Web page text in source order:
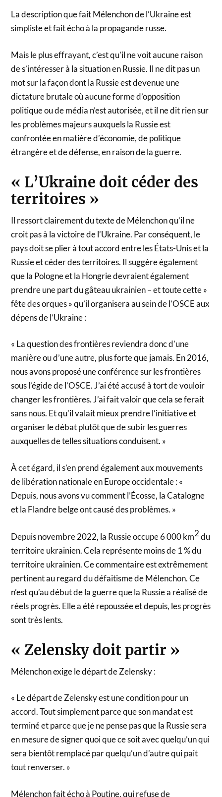
La description que fait Mélenchon de l’Ukraine est
simpliste et fait écho à la propagande russe.
Mais le plus effrayant, c’est qu’il ne voit aucune raison
de s’intéresser à la situation en Russie. Il ne dit pas un
mot sur la façon dont la Russie est devenue une
dictature brutale où aucune forme d’opposition
politique ou de média n’est autorisée, et il ne dit rien sur
les problèmes majeurs auxquels la Russie est
confrontée en matière d’économie, de politique
étrangère et de défense, en raison de la guerre.
« L’Ukraine doit céder des
territoires »
Il ressort clairement du texte de Mélenchon qu’il ne
croit pas à la victoire de l’Ukraine. Par conséquent, le
pays doit se plier à tout accord entre les États-Unis et la
Russie et céder des territoires. Il suggère également
que la Pologne et la Hongrie devraient également
prendre une part du gâteau ukrainien – et toute cette »
fête des orques » qu’il organisera au sein de l’OSCE aux
dépens de l’Ukraine :
« La question des frontières reviendra donc d’une
manière ou d’une autre, plus forte que jamais. En 2016,
nous avons proposé une conférence sur les frontières
sous l’égide de l’OSCE. J’ai été accusé à tort de vouloir
changer les frontières. J’ai fait valoir que cela se ferait
sans nous. Et qu’il valait mieux prendre l’initiative et
organiser le débat plutôt que de subir les guerres
auxquelles de telles situations conduisent. »
À cet égard, il s’en prend également aux mouvements
de libération nationale en Europe occidentale : «
Depuis, nous avons vu comment l’Écosse, la Catalogne
et la Flandre belge ont causé des problèmes. »
Depuis novembre 2022, la Russie occupe 6 000 km2 du
territoire ukrainien. Cela représente moins de 1 % du
territoire ukrainien. Ce commentaire est extrêmement
pertinent au regard du défaitisme de Mélenchon. Ce
n’est qu’au début de la guerre que la Russie a réalisé de
réels progrès. Elle a été repoussée et depuis, les progrès
sont très lents.
« Zelensky doit partir »
Mélenchon exige le départ de Zelensky :
« Le départ de Zelensky est une condition pour un
accord. Tout simplement parce que son mandat est
terminé et parce que je ne pense pas que la Russie sera
en mesure de signer quoi que ce soit avec quelqu’un qui
sera bientôt remplacé par quelqu’un d’autre qui pait
tout renverser. »
Mélenchon fait écho à Poutine, qui refuse de